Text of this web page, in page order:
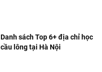
Danh sách Top 6+ địa chỉ học
cầu lông tại Hà Nội